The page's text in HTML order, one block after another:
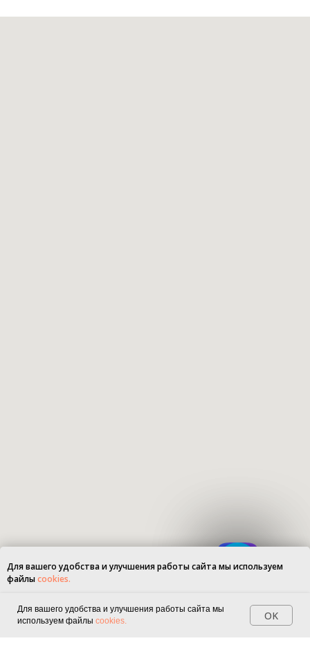
Для вашего удобства и улучшения работы сайта мы используем
файлыcookies.
OK
Для вашего удобства и улучшения работы сайта мы
используем файлы cookies. OK